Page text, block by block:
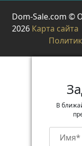
Dom-Sale.com ©
2026 Карта сайта
В